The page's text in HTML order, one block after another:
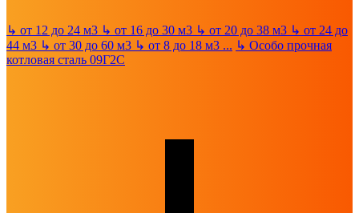
↳ от 12 до 24 м3 ↳ от 16 до 30 м3 ↳ от 20 до 38 м3 ↳ от 24 до
44 м3 ↳ от 30 до 60 м3 ↳ от 8 до 18 м3 ... ↳ Особо прочная
котловая сталь 09Г2С